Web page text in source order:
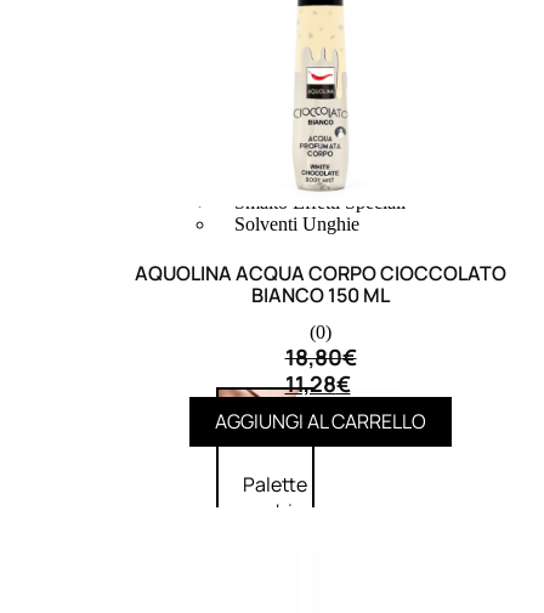
Bb E Cc Cream
Matita Occhi
Matita Sopracciglia
Mascara
Rossetto
Matita Labbra
Smalto Effetti Speciali
Solventi Unghie
Occhi
Palette
occhi
AQUOLINA ACQUA CORPO CIOCCOLATO
BIANCO 150 ML
(0)
18,80€
11,28€
AGGIUNGI AL CARRELLO